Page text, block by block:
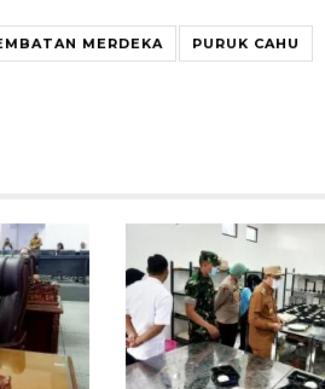
MERDEKA PURUK CAHU
22 July 2026 17:18 WIB